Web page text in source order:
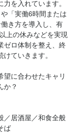
を入れています。
「実働6時間または
き方を導入し、有
上の休みなどを実現
ゼロ体制を整え、終
ていきます。
望に合わせたキャリ
か？
／居酒屋／和食全般
ば
いします。／担当
をクリックし、エン
が正常に受け付けら
すが電話にて再度ご
接を予定していま